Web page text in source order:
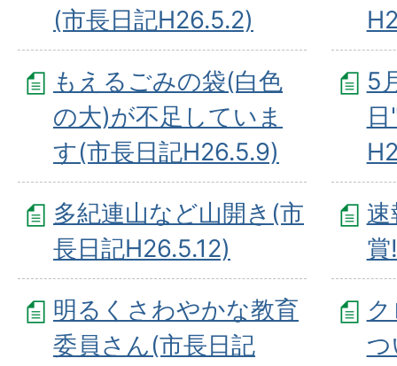
(市長日記H26.5.2)
もえるごみの袋(白色
の大)が不足していま
す(市長日記H26.5.9)
5
多紀連山など山開き(市
長日記H26.5.12)
明るくさわやかな教育
委員さん(市長日記